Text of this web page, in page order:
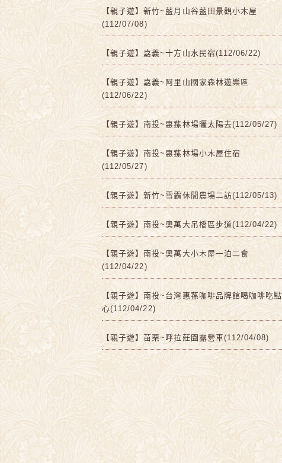
【親子遊】新竹~藍月山谷藍田景觀小木屋
(112/07/08)
【親子遊】嘉義~十方山水民宿(112/06/22)
【親子遊】嘉義~阿里山國家森林遊樂區
(112/06/22)
【親子遊】南投~惠蓀林場曬太陽去(112/05/27)
【親子遊】南投~惠蓀林場小木屋住宿
(112/05/27)
【親子遊】新竹~雪霸休閒農場二訪(112/05/13)
【親子遊】南投~奧萬大吊橋區步道(112/04/22)
【親子遊】南投~奧萬大小木屋一泊二食
(112/04/22)
【親子遊】南投~台灣惠蓀咖啡品牌館喝咖啡吃點
心(112/04/22)
【親子遊】苗栗~呼拉莊園露營車(112/04/08)